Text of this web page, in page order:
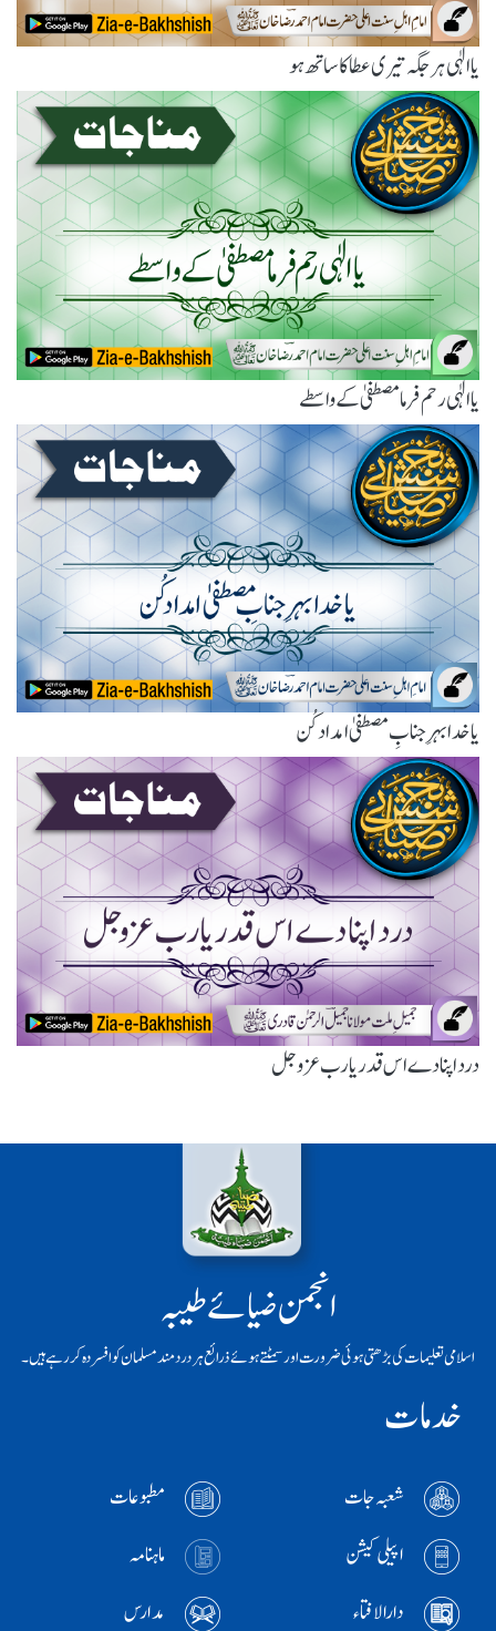
یاالٰہی ہر جگہ تیری عطا کا ساتھ ہو
یاالٰہی رحم فرما مصطفیٰ کے واسطے
یا خدا بہرِ جنابِ مصطفیٰ امداد کُن
درد اپنا دے اس قدر یارب عزوجل
انجمن ضیائے طیبہ
اسلامی تعلیمات کی بڑھتی ہوئی ضرورت اور سمٹتے ہوئے ذرائع ہر دردمند مسلمان کو افسردہ کر رہے ہیں۔
خدمات
شعبہ جات
مطبوعات
اپیلی کیشن
ماہنامہ
دارالافتاء
مدارس